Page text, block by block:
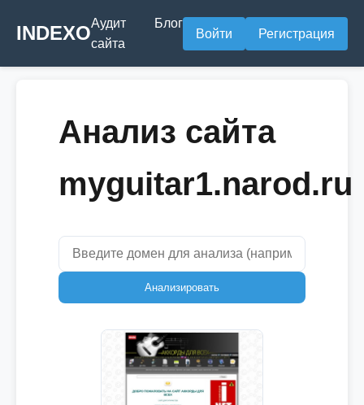
INDEXOАудит
сайта
Блог
Войти Регистрация
Анализ сайта
myguitar1.narod.ru
Анализировать